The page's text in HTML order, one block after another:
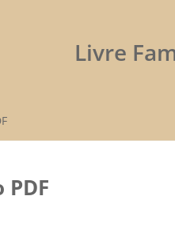
Livre